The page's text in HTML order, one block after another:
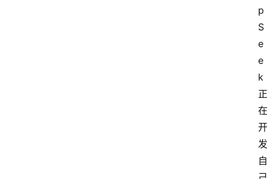
p
S
e
e
k
正
在
开
发
自